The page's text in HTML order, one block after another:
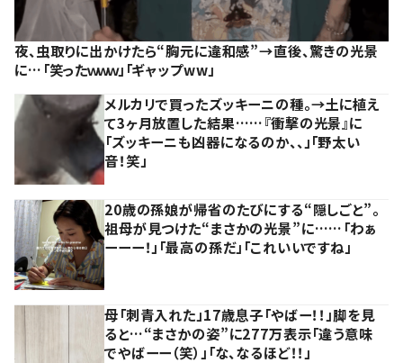
夜、虫取りに出かけたら“胸元に違和感”→直後、驚きの光景
に…「笑ったｗｗｗ」「ギャップww」
メルカリで買ったズッキーニの種。→土に植え
て3ヶ月放置した結果……『衝撃の光景』に
「ズッキーニも凶器になるのか、、」「野太い
音！笑」
20歳の孫娘が帰省のたびにする“隠しごと”。
祖母が見つけた“まさかの光景”に……「わぁ
ーーー！」「最高の孫だ」「これいいですね」
母「刺青入れた」17歳息子「やばー！！」脚を見
ると…“まさかの姿”に277万表示「違う意味
でやばーー（笑）」「な、なるほど！！」